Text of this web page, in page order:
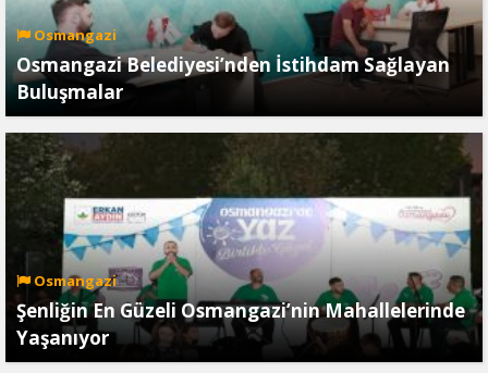
Osmangazi
Osmangazi Belediyesi’nden İstihdam Sağlayan
Buluşmalar
Osmangazi
Şenliğin En Güzeli Osmangazi’nin Mahallelerinde
Yaşanıyor